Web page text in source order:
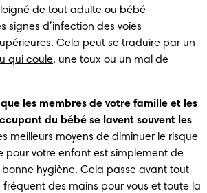
de tout adulte ou bébé
signes d’infection des voies
qui coule, une toux ou un mal de
les membres de votre famille et les
du bébé se lavent souvent les
meilleurs moyens de diminuer le risque
pour votre enfant est simplement de
hygiène. Cela passe avant tout
des mains pour vous et toute la